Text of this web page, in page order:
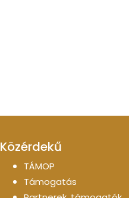
Közérdekű
TÁMOP
Támogatás